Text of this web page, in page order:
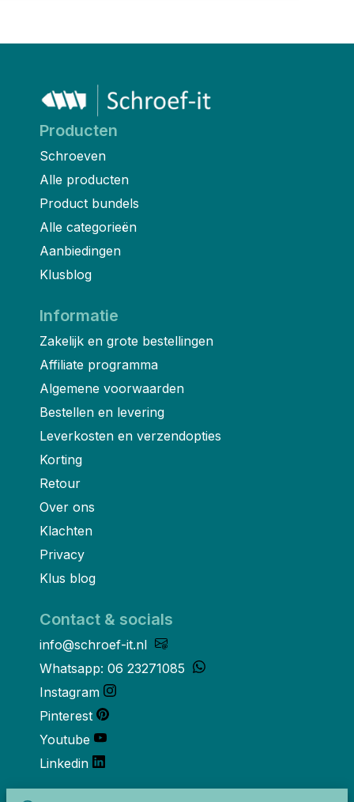
Producten
Schroeven
Alle producten
Product bundels
Alle categorieën
Aanbiedingen
Klusblog
Informatie
Zakelijk en grote bestellingen
Affiliate programma
Algemene voorwaarden
Bestellen en levering
Leverkosten en verzendopties
Korting
Retour
Over ons
Klachten
Privacy
Klus blog
Contact & socials
info@schroef-it.nl
Whatsapp: 06 23271085
Instagram
Pinterest
Youtube
Linkedin